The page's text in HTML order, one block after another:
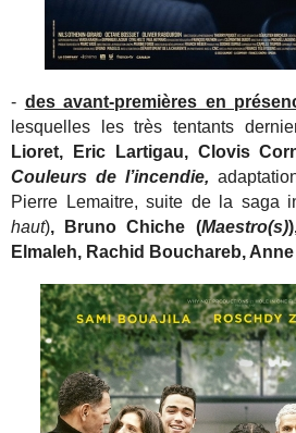
- des avant-premières en
lesquelles les très tentants
Lioret, Eric Lartigau, Clovis
Couleurs de l’incendie,
Pierre Lemaitre, suite de la saga
haut), Bruno Chiche (Maestro(s)
Elmaleh, Rachid Bouchareb,